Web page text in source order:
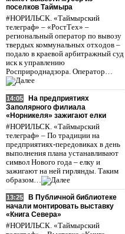
поселков Таймыра
#НОРИЛЬСК. «Таймырский
телеграф» – «РостТех» –
региональный оператор по вывозу
твердых коммунальных отходов –
подало в краевой арбитражный суд
иск к управлению
Росприроднадзора. Оператор…
14:05
На предприятиях
Заполярного филиала
«Норникеля» зажигают елки
#НОРИЛЬСК. «Таймырский
телеграф» – По традиции на
предприятиях-передовиках в день
выполнения плана устанавливают
символ Нового года – елку и
зажигают на ней гирлянды. Таким
образом…
13:25
В Публичной библиотеке
начали монтировать выставку
«Книга Севера»
#НОРИЛЬСК. «Таймырский